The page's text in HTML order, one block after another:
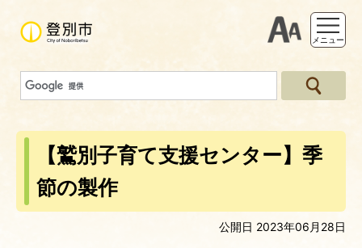
支援ツー
メニュー
【鷲別子育て支援センター】季
節の製作
公開日 2023年06月28日